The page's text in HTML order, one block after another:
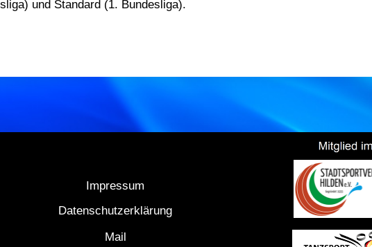
und Standard (1. Bundesliga).
Impressum
Datenschutzerklärung
Mail